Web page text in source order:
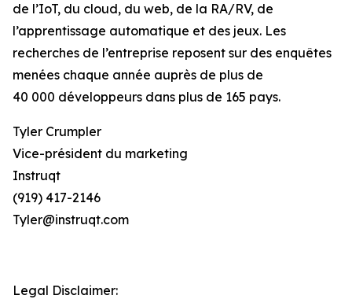
de l’IoT, du cloud, du web, de la RA/RV, de
l’apprentissage automatique et des jeux. Les
recherches de l’entreprise reposent sur des enquêtes
menées chaque année auprès de plus de
40 000 développeurs dans plus de 165 pays.
Tyler Crumpler
Vice-président du marketing
Instruqt
(919) 417-2146
Tyler@instruqt.com
Legal Disclaimer: